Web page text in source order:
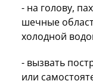
- на го­лову,
шеч­ные
хо­лод­ной
- вызвать
или